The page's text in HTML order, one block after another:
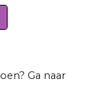
Ga naar